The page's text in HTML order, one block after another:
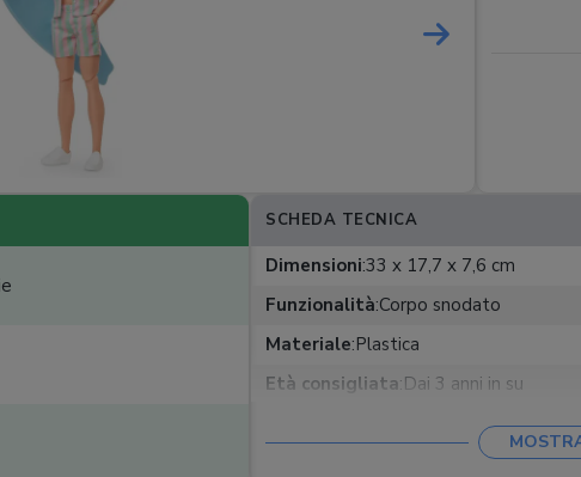
SCHEDA TECNICA
Dimensioni:33 x 17,7 x 7,6 cm
Funzionalità:Corpo snodato
Materiale:Plastica
Età consigliata:Dai 3 anni in su
Completo da spiaggia,